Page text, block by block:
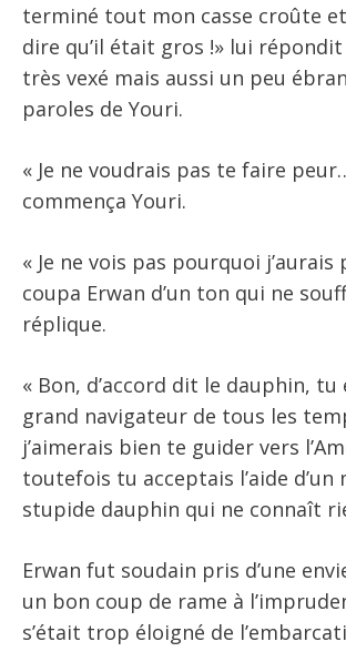
terminé tout mon casse croûte
dire qu’il était gros !» lui répondit
très vexé mais aussi un peu
paroles de Youri.
« Je ne voudrais pas te faire
commença Youri.
« Je ne vois pas pourquoi j’aurais
coupa Erwan d’un ton qui ne
réplique.
« Bon, d’accord dit le dauphin, tu
grand navigateur de tous les
j’aimerais bien te guider vers
toutefois tu acceptais l’aide d’un
stupide dauphin qui ne connaît
Erwan fut soudain pris d’une
un bon coup de rame à
s’était trop éloigné de